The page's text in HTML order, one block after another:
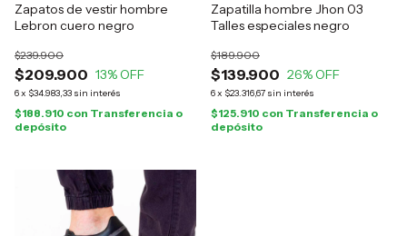
Zapatos de vestir hombre
Lebron cuero negro
$209.900
$239.900
13% OFF
6x $34.983,33 sin interés
$188.910 con Transferencia o
depósito
Zapatilla hombre Jhon 03
Talles especiales negro
$139.900
$189.900
26% OFF
6x $23.316,67 sin interés
$125.910 con Transferencia o
depósito